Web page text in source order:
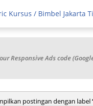
Responsive Ads code
postingan dengan label